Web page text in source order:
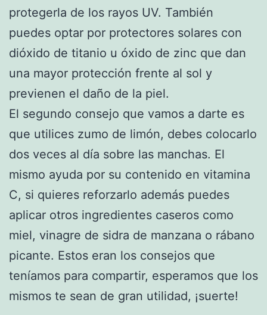
protegerla de los rayos UV. También
puedes optar por protectores solares con
dióxido de titanio u óxido de zinc que dan
una mayor protección frente al sol y
previenen el daño de la piel.
El segundo consejo que vamos a darte es
que utilices zumo de limón, debes colocarlo
dos veces al día sobre las manchas. El
mismo ayuda por su contenido en vitamina
C, si quieres reforzarlo además puedes
aplicar otros ingredientes caseros como
miel, vinagre de sidra de manzana o rábano
picante. Estos eran los consejos que
teníamos para compartir, esperamos que los
mismos te sean de gran utilidad, ¡suerte!